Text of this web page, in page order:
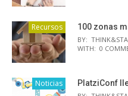
Recursos 100 zonas
BY:
WITH: 0
Noticias PlatziConf